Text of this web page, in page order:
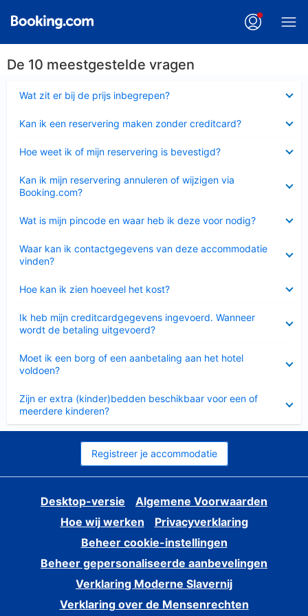
De 10 meestgestelde vragen
Wat zit er bij de prijs inbegrepen?
Kan ik een reservering maken zonder creditcard?
Hoe weet ik of mijn reservering is bevestigd?
Kan ik mijn reservering annuleren of wijzigen via
Booking.com?
Wat is mijn pincode en waar heb ik deze voor nodig?
Waar kan ik contactgegevens van deze accommodatie
vinden?
Hoe kan ik zien hoeveel het kost?
Ik heb mijn creditcardgegevens ingevoerd. Wanneer
wordt de betaling uitgevoerd?
Moet ik een borg of een aanbetaling aan het hotel
voldoen?
Zijn er extra (kinder)bedden beschikbaar voor een of
meerdere kinderen?
Registreer je accommodatie
Desktop-versie
Algemene Voorwaarden
Hoe wij werken
Privacyverklaring
Beheer cookie-instellingen
Beheer gepersonaliseerde aanbevelingen
Verklaring Moderne Slavernij
Verklaring over de Mensenrechten